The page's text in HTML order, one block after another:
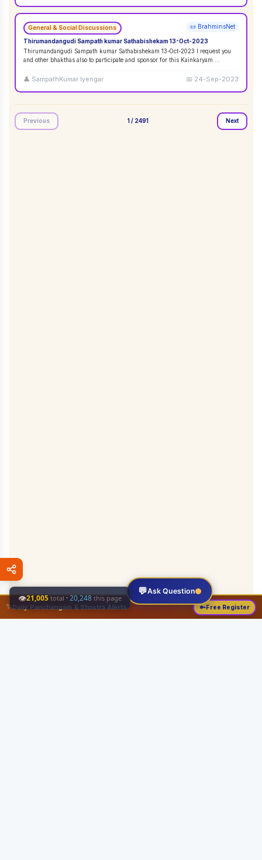
General & Social Discussions 📜 BrahminsNet
Thirumandangudi Sampath kumar Sathabishekam 13-Oct-2023
Thirumandangudi Sampath kumar Sathabishekam 13-Oct-2023 I request you
and other bhakthas also to participate and sponsor for this Kainkaryam.
👤 SampathKumar Iyengar 📅 24-Sep-2023
Previous 1 / 2491 Next
💬Ask Question
✨ Daily Panchangam & Shastra Alerts 🔑Free Register
👁21,005 total ·20,248 this page